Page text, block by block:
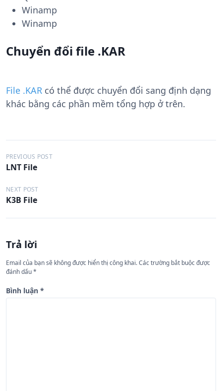
Winamp
Winamp
Chuyển đổi file .KAR
File .KAR có thể được chuyển đổi sang định dạng
khác bằng các phần mềm tổng hợp ở trên.
Đ
i
ề
u
h
ớ
n
g
b
PREVIOUS POST
LNT File
NEXT POST
K3B File
Trả lời
Email của bạn sẽ không được hiển thị công khai.Các trường bắt buộc được
đánh dấu*
Bình luận *